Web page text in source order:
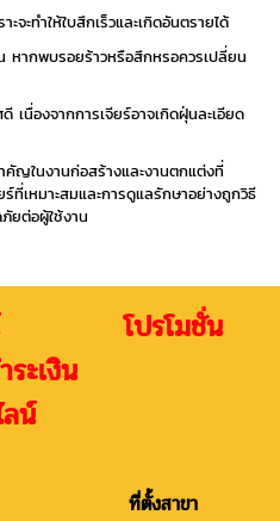
จะทำให้ใบสึกเร็วและเกิดอันตรายได้
หากพบรอยร้าวหรือสึกหรอควรเปลี่ยน
เนื่องจากการเจียร์อาจเกิดฝุ่นละเอียด
คัญในงานก่อสร้างและงานตกแต่งที่
ที่เหมาะสมและการดูแลรักษาอย่างถูกวิธี
ยต่อผู้ใช้งาน
ไลน์ โปรโมชั่น
ารชำระเงิน
น์
ที่ตั้งสาขา